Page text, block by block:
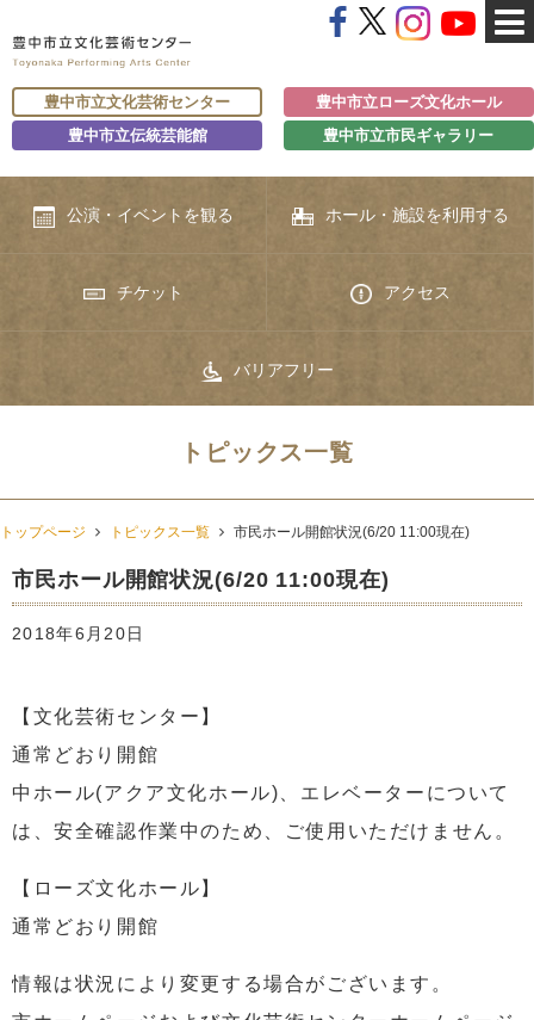
豊中市立文化芸術センター
豊中市立ローズ文化ホール
豊中市立伝統芸能館
豊中市立市民ギャラリー
公演・イベントを観る ホール・施設を利用する
チケット アクセス
バリアフリー
トピックス一覧
トップページ トピックス一覧 市民ホール開館状況(6/20 11:00現在)
市民ホール開館状況(6/20 11:00現在)
2018年6月20日
【文化芸術センター】
通常どおり開館
中ホール(アクア文化ホール)、エレベーターについて
は、安全確認作業中のため、ご使用いただけません。
【ローズ文化ホール】
通常どおり開館
情報は状況により変更する場合がございます。